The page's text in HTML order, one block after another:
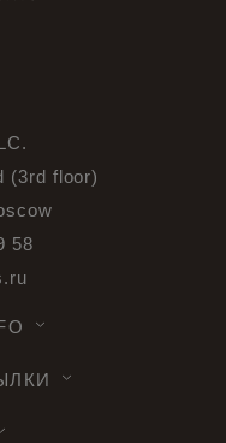
(3rd floor)
58